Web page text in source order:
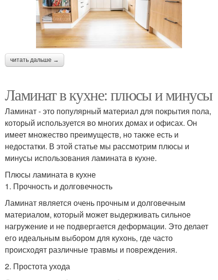
читать дальше →
Ламинат в кухне: плюсы и минусы
Ламинат - это популярный материал для покрытия пола,
который используется во многих домах и офисах. Он
имеет множество преимуществ, но также есть и
недостатки. В этой статье мы рассмотрим плюсы и
минусы использования ламината в кухне.
Плюсы ламината в кухне
1. Прочность и долговечность
Ламинат является очень прочным и долговечным
материалом, который может выдерживать сильное
нагружение и не подвергается деформации. Это делает
его идеальным выбором для кухонь, где часто
происходят различные травмы и повреждения.
2. Простота ухода